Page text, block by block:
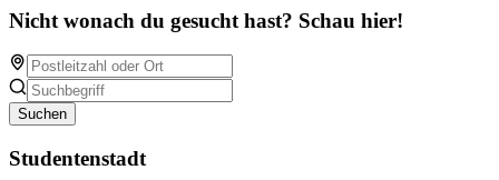
Nicht wonach du gesucht hast? Schau hier!
Suchen
Studentenstadt